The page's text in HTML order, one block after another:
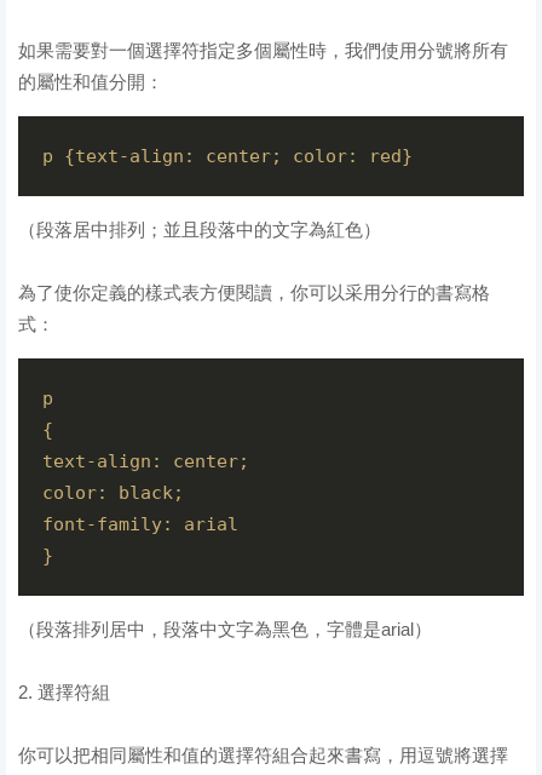
如果需要對一個選擇符指定多個屬性時，我們使用分號將所有
的屬性和值分開：
（段落居中排列；並且段落中的文字為紅色）
為了使你定義的樣式表方便閱讀，你可以采用分行的書寫格
式：
p
{
text-align: center;
color: black;
font-family: arial
（段落排列居中，段落中文字為黑色，字體是arial）
2. 選擇符組
你可以把相同屬性和值的選擇符組合起來書寫，用逗號將選擇